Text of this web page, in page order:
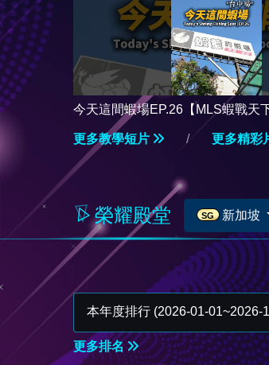
今天這間蝦場EP.26【MLS蝦戰天
台湾のエビ釣り #shrimpfishing #
更多教學短片
/ 更多精彩
榮耀殿堂 SG 新加坡
更多排名